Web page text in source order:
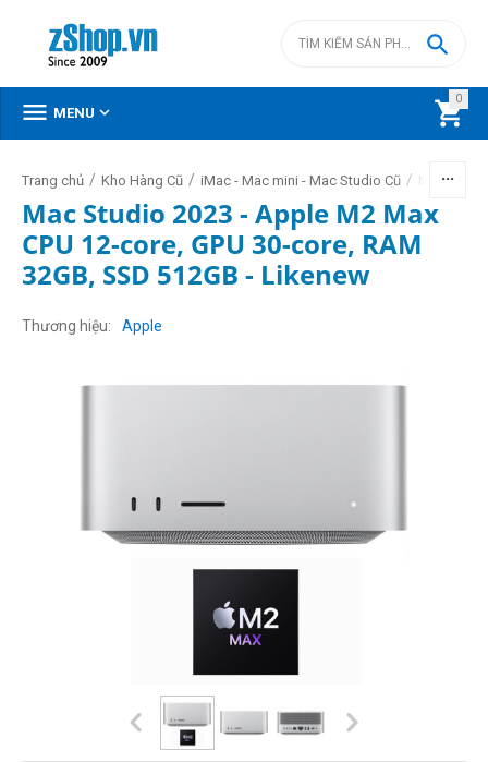
0


 MENU 
Trang chủ / Kho Hàng Cũ / iMac - Mac mini - Mac Studio Cũ / Mac
Mac Studio 2023 - Apple M2 Max
CPU 12-core, GPU 30-core, RAM
32GB, SSD 512GB - Likenew
Thương hiệu Apple